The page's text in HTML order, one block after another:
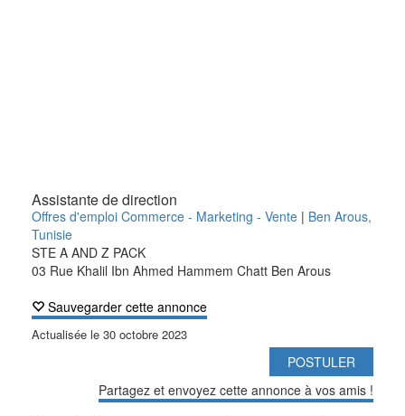
Assistante de direction
Offres d'emploi Commerce - Marketing - Vente | Ben Arous,
Tunisie
STE A AND Z PACK
03 Rue Khalil Ibn Ahmed Hammem Chatt Ben Arous
Sauvegarder cette annonce
Actualisée le 30 octobre 2023
POSTULER
Partagez et envoyez cette annonce à vos amis !